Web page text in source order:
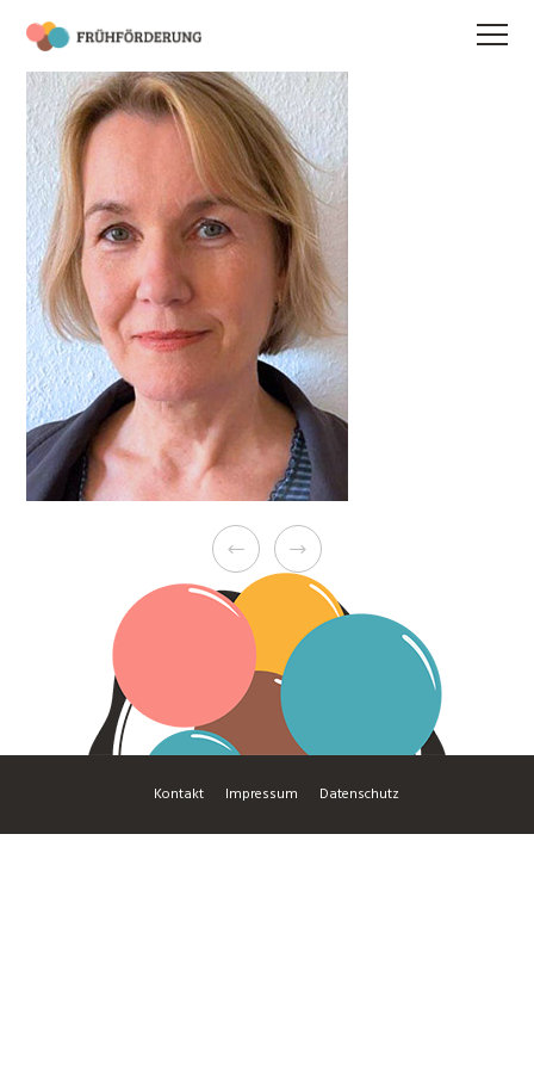
Kon­takt Impres­sum Daten­schutz